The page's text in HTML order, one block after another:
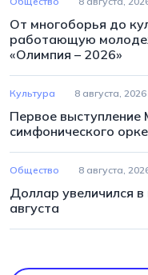
От многоборья до
работающую
«Олимпия – 2026»
Культура 8 августа,
Первое
симфонического
Общество 8 августа,
Доллар увеличился
августа